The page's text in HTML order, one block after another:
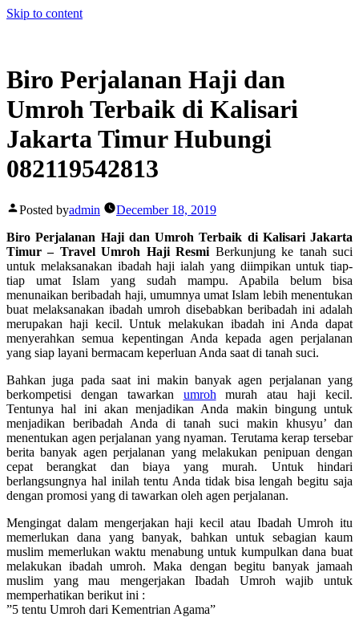
Skip to content
Biro Perjalanan Haji dan
Umroh Terbaik di Kalisari
Jakarta Timur Hubungi
082119542813
Posted byadmin
December 18, 2019
Biro Perjalanan Haji dan Umroh Terbaik di Kalisari Jakarta
Timur – Travel Umroh Haji Resmi Berkunjung ke tanah suci
untuk melaksanakan ibadah haji ialah yang diimpikan untuk tiap-
tiap umat Islam yang sudah mampu. Apabila belum bisa
menunaikan beribadah haji, umumnya umat Islam lebih menentukan
buat melaksanakan ibadah umroh disebabkan beribadah ini adalah
merupakan haji kecil. Untuk melakukan ibadah ini Anda dapat
menyerahkan semua kepentingan Anda kepada agen perjalanan
yang siap layani bermacam keperluan Anda saat di tanah suci.
Bahkan juga pada saat ini makin banyak agen perjalanan yang
berkompetisi dengan tawarkan umroh murah atau haji kecil.
Tentunya hal ini akan menjadikan Anda makin bingung untuk
menjadikan beribadah Anda di tanah suci makin khusyu’ dan
menentukan agen perjalanan yang nyaman. Terutama kerap tersebar
berita banyak agen perjalanan yang melakukan penipuan dengan
cepat berangkat dan biaya yang murah. Untuk hindari
berlangsungnya hal inilah tentu Anda tidak bisa lengah begitu saja
dengan promosi yang di tawarkan oleh agen perjalanan.
Mengingat dalam mengerjakan haji kecil atau Ibadah Umroh itu
memerlukan dana yang banyak, bahkan untuk sebagian kaum
muslim memerlukan waktu menabung untuk kumpulkan dana buat
melakukan ibadah umroh. Maka dengan begitu banyak jamaah
muslim yang mau mengerjakan Ibadah Umroh wajib untuk
memperhatikan berikut ini :
”5 tentu Umroh dari Kementrian Agama”